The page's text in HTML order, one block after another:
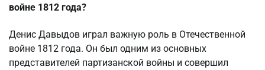
войне 1812 года?
Денис Давыдов играл важную роль в Отечественной
войне 1812 года. Он был одним из основных
представителей партизанской войны и совершил